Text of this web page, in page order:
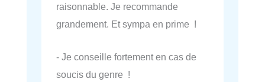
raisonnable. Je recommande
grandement. Et sympa en prime !
- Je conseille fortement en cas de
soucis du genre !